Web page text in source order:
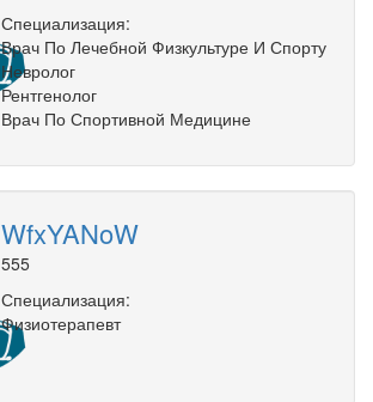
Специализация:
Врач По Лечебной Физкультуре И Спорту
Невролог
Рентгенолог
Врач По Спортивной Медицине
WfxYANoW
555
Специализация:
Физиотерапевт